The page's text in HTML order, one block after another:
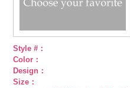
Style #：
Color：
Design：
Size：